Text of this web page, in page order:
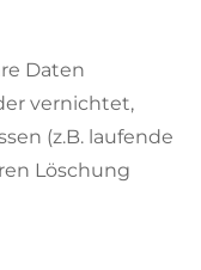
Daten
vernichtet,
(z.B. laufende
Löschung